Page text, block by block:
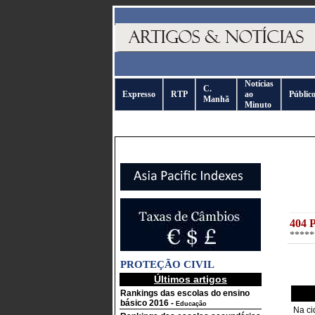
Expresso RTP
C.
Manhã
Notícias
ao
Minuto
Público
PROTEÇÃO CIVIL
Últimos artigos
Rankings das escolas do ensino
básico 2016 - Educação
404
Na